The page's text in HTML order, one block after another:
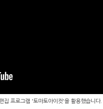
집 프로그램 '토마토아이컷'을 활용했습니다.